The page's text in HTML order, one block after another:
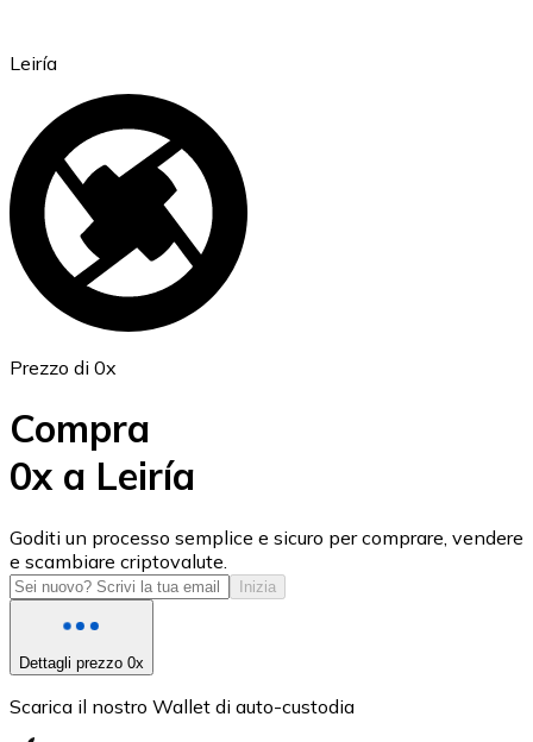
Ethereum
ETH
USD Coin
USDC
Leiría
Prezzo di 0x
Compra
0x a Leiría
Goditi un processo semplice e sicuro per comprare, vendere
e scambiare criptovalute.
Inizia
Dettagli prezzo 0x
Scarica il nostro Wallet di auto-custodia